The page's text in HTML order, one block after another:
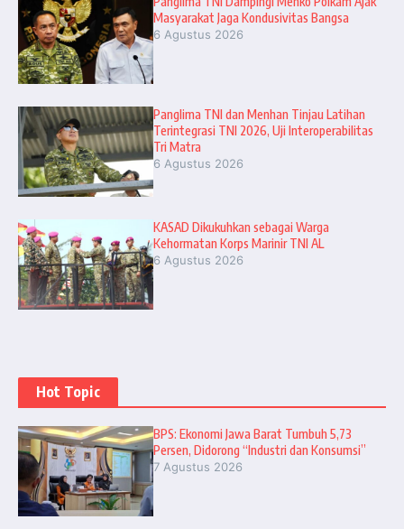
Masyarakat Jaga Kondusivitas Bangsa
6 Agustus 2026
Panglima TNI dan Menhan Tinjau Latihan
Terintegrasi TNI 2026, Uji Interoperabilitas
Tri Matra
6 Agustus 2026
KASAD Dikukuhkan sebagai Warga
Kehormatan Korps Marinir TNI AL
6 Agustus 2026
Hot Topic
BPS: Ekonomi Jawa Barat Tumbuh 5,73
Persen, Didorong “Industri dan Konsumsi”
7 Agustus 2026